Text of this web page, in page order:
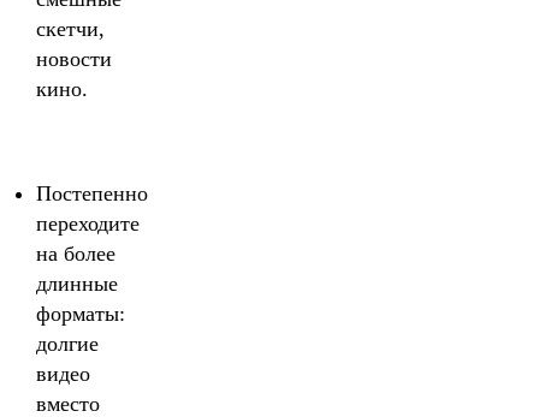
скетчи,
новости
кино.
Постепенно
переходите
на более
длинные
форматы:
долгие
видео
вместо